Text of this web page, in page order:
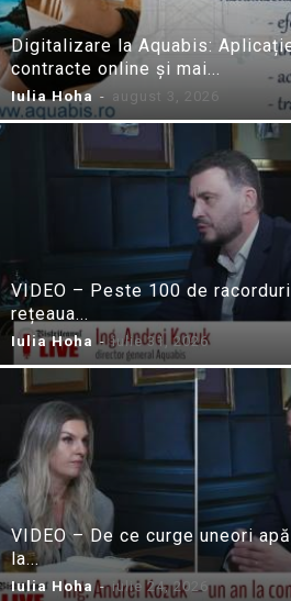
Digitalizare la Aquabis:
contracte online și mai...
Iulia Hoha - august 3, 2026
VIDEO – Peste 100 de
rețeaua...
Iulia Hoha - iulie 31, 2026
VIDEO – De ce curge uneori
la...
Iulia Hoha - iulie 24, 2026